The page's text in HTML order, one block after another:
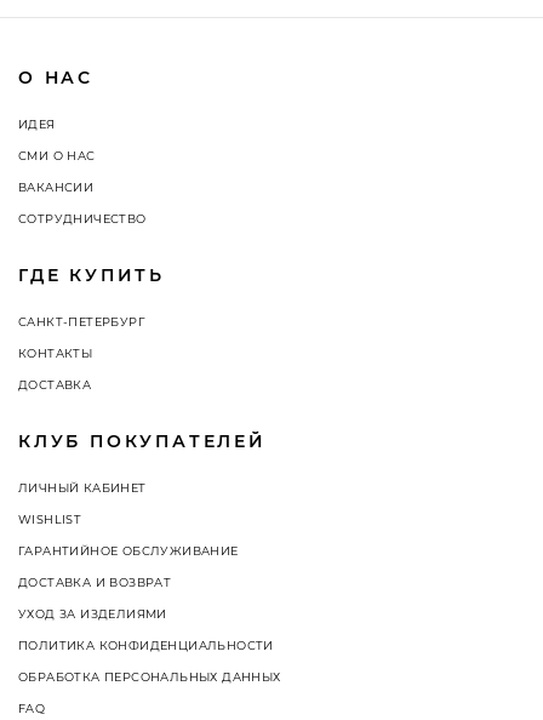
О НАС
ИДЕЯ
СМИ О НАС
ВАКАНСИИ
СОТРУДНИЧЕСТВО
ГДЕ КУПИТЬ
САНКТ-ПЕТЕРБУРГ
КОНТАКТЫ
ДОСТАВКА
КЛУБ ПОКУПАТЕЛЕЙ
ЛИЧНЫЙ КАБИНЕТ
WISHLIST
ГАРАНТИЙНОЕ ОБСЛУЖИВАНИЕ
ДОСТАВКА И ВОЗВРАТ
УХОД ЗА ИЗДЕЛИЯМИ
ПОЛИТИКА КОНФИДЕНЦИАЛЬНОСТИ
ОБРАБОТКА ПЕРСОНАЛЬНЫХ ДАННЫХ
FAQ